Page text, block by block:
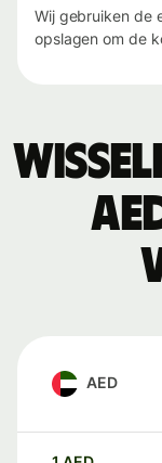
Wij gebruiken de
opslagen om de
AED